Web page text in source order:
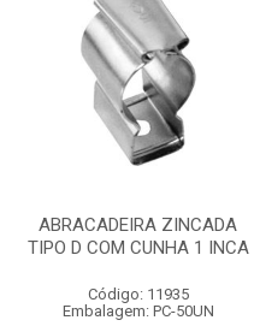
ABRACADEIRA ZINCADA
TIPO D COM CUNHA 1 INCA
Código: 11935
Embalagem: PC-50UN